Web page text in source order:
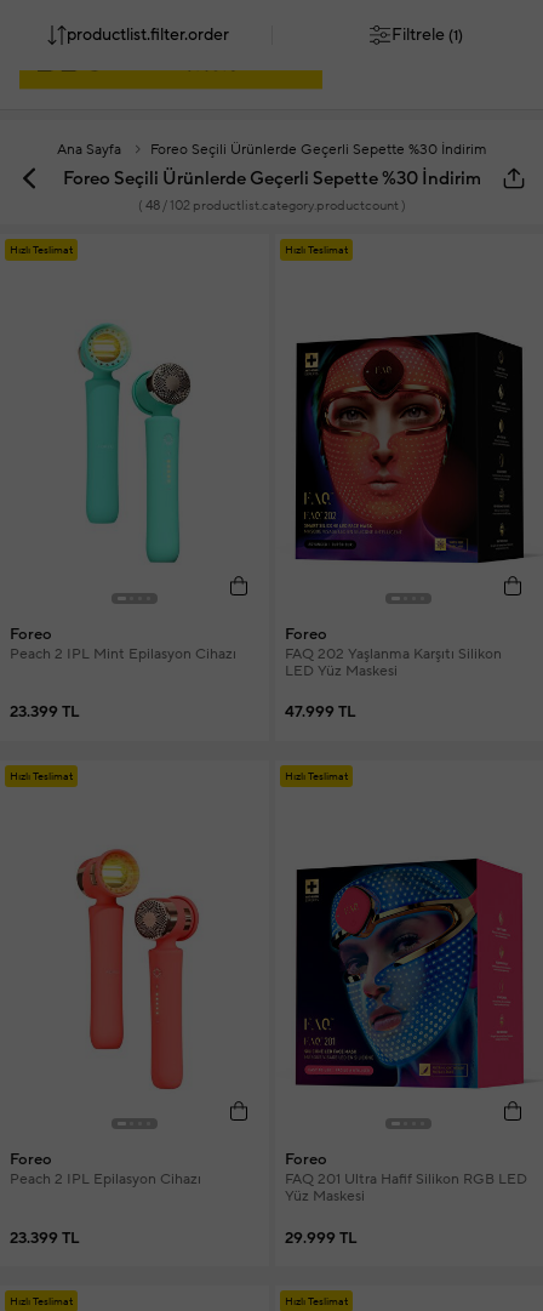
Ana Sayfa Foreo Seçili Ürünlerde Geçerli Sepette %30 İndirim
Foreo Seçili Ürünlerde Geçerli Sepette %30 İndirim
( 48/ 102 productlist.category.productcount )
productlist.filter.order Filtrele (1)
Hızlı Teslimat
Foreo
Peach 2 IPL Mint Epilasyon Cihazı
23.399 TL
Hızlı Teslimat
Foreo
FAQ 202 Yaşlanma Karşıtı Silikon
LED Yüz Maskesi
47.999 TL
Hızlı Teslimat
Foreo
Peach 2 IPL Epilasyon Cihazı
23.399 TL
Hızlı Teslimat
Foreo
FAQ 201 Ultra Hafif Silikon RGB LED
Yüz Maskesi
29.999 TL
Hızlı Teslimat Hızlı Teslimat